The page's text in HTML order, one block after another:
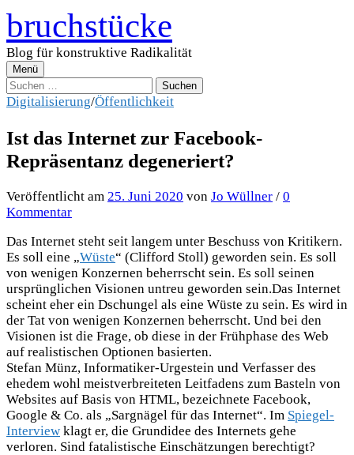
Zum
Inhalt
überspringen
bruchstücke
Blog für konstruktive Radikalität
Menü
Suchen
nach:
Digitalisierung/Öffentlichkeit
Ist das Internet zur Facebook-
Repräsentanz degeneriert?
Veröffentlicht am 25. Juni 2020 von Jo Wüllner / 0
Kommentar
Das Internet steht seit langem unter Beschuss von Kritikern.
Es soll eine „Wüste“ (Clifford Stoll) geworden sein. Es soll
von wenigen Konzernen beherrscht sein. Es soll seinen
ursprünglichen Visionen untreu geworden sein.Das Internet
scheint eher ein Dschungel als eine Wüste zu sein. Es wird in
der Tat von wenigen Konzernen beherrscht. Und bei den
Visionen ist die Frage, ob diese in der Frühphase des Web
auf realistischen Optionen basierten.
Stefan Münz, Informatiker-Urgestein und Verfasser des
ehedem wohl meistverbreiteten Leitfadens zum Basteln von
Websites auf Basis von HTML, bezeichnete Facebook,
Google & Co. als „Sargnägel für das Internet“. Im Spiegel-
Interview klagt er, die Grundidee des Internets gehe
verloren. Sind fatalistische Einschätzungen berechtigt?